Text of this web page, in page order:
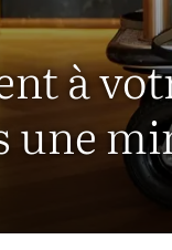
à
une